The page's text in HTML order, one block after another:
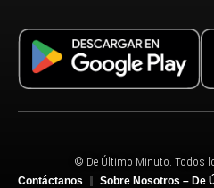
© De Último Minuto. Todos
Contáctanos
Sobre Nosotros – De